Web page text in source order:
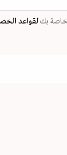
بكلقواعد